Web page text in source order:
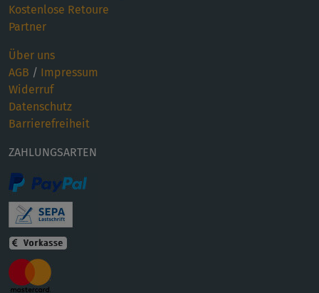
Kostenlose Retoure
Partner
Über uns
AGB / Impressum
Widerruf
Datenschutz
Barrierefreiheit
ZAHLUNGSARTEN